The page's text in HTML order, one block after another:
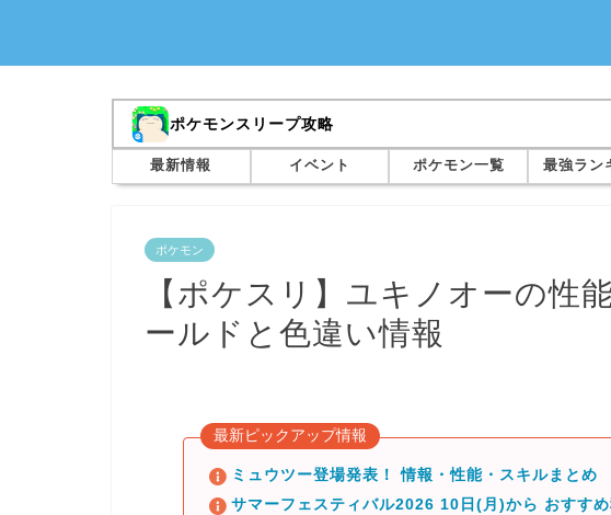
ポケモンスリープ攻略
最新情報 イベント ポケモン一覧 最強ラン
ポケモン
【ポケスリ】ユキノオーの性
ールドと色違い情報
最新ピックアップ情報
ミュウツー登場発表！ 情報・性能・スキルまとめ
サマーフェスティバル2026 10日(月)から おすす